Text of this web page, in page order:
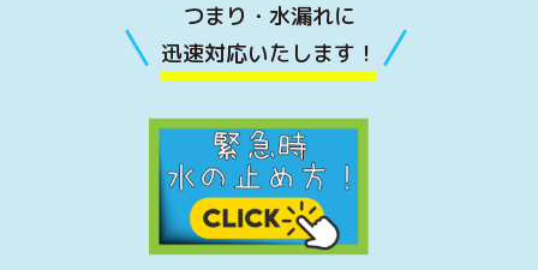
水廻りメンテンス 施工スタッフ募集
ポスティングスタッフ募集
協力業者募集
ハタラク通信
ハタラクブログ
つまり・水漏れに
迅速対応いたします！